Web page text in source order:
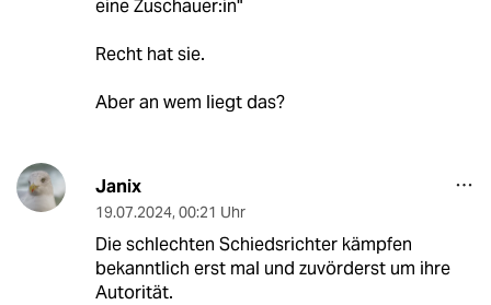
eine Zu­schaue­r:in"
Recht hat sie.
Aber an wem liegt das?
Janix
19.07.2024, 00:21 Uhr
Die schlechten Schiedsrichter kämpfen
bekanntlich erst mal und zuvörderst um ihre
Autorität.